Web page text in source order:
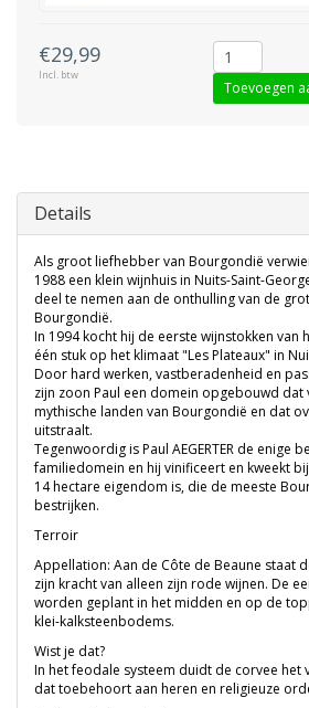
€29,99
Incl. btw
Toevoegen
Details
Als groot liefhebber van Bourgondië verwierf
1988 een klein wijnhuis in Nuits-Saint-
deel te nemen aan de onthulling van de
Bourgondië.
In 1994 kocht hij de eerste wijnstokken van
één stuk op het klimaat "Les Plateaux" in
Door hard werken, vastberadenheid en
zijn zoon Paul een domein opgebouwd dat
mythische landen van Bourgondië en dat
uitstraalt.
Tegenwoordig is Paul AEGERTER de enige
familiedomein en hij vinificeert en kweekt
14 hectare eigendom is, die de meeste
bestrijken.
Terroir
Appellation: Aan de Côte de Beaune staat
zijn kracht van alleen zijn rode wijnen. De
worden geplant in het midden en op de
klei-kalksteenbodems.
Wist je dat?
In het feodale systeem duidt de corvee het
dat toebehoort aan heren en religieuze